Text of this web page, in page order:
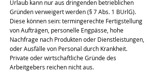
Urlaub kann nur aus dringenden betrieblichen
Gründen verweigert werden (§ 7 Abs. 1 BUrlG).
Diese können sein: termingerechte Fertigstellung
von Aufträgen, personelle Engpässe, hohe
Nachfrage nach Produkten oder Dienstleistungen,
oder Ausfälle von Personal durch Krankheit.
Private oder wirtschaftliche Gründe des
Arbeitgebers reichen nicht aus.